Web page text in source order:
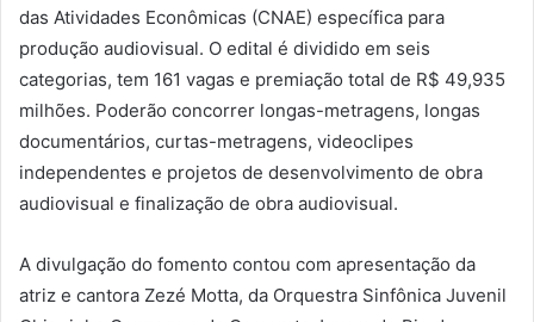
das Atividades Econômicas (CNAE) específica para
produção audiovisual. O edital é dividido em seis
categorias, tem 161 vagas e premiação total de R$ 49,935
milhões. Poderão concorrer longas-metragens, longas
documentários, curtas-metragens, videoclipes
independentes e projetos de desenvolvimento de obra
audiovisual e finalização de obra audiovisual.
A divulgação do fomento contou com apresentação da
atriz e cantora Zezé Motta, da Orquestra Sinfônica Juvenil